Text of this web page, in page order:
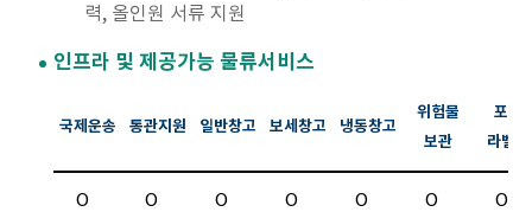
력, 올인원 서류 지원
인프라 및 제공가능 물류서비스
국제운송 통관지원 일반창고 보세창고 냉동창고
위험물
보관
포장
라벨링
O O O O O O O